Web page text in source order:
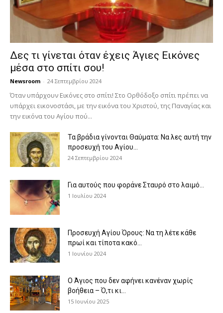
Δες τι γίνεται όταν έχεις Άγιες Εικόνες
μέσα στο σπίτι σου!
Newsroom - 24 Σεπτεμβρίου 2024
Όταν υπάρχουν Εικόνες στο σπίτι! Στο Ορθόδοξο σπίτι πρέπει να
υπάρχει εικονοστάσι, με την εικόνα του Χριστού, της Παν­αγίας και
την εικόνα του Αγίου πού...
Τα βράδια γίνονται Θαύματα: Να λες αυτή την
προσευχή του Αγίου...
24 Σεπτεμβρίου 2024
Για αυτούς που φοράνε Σταυρό στο λαιμό…
1 Ιουλίου 2024
Προσευχή Αγίου Όρους: Να τη λέτε κάθε
πρωί και τίποτα κακό...
1 Ιουνίου 2024
Ο Άγιος που δεν αφήνει κανέναν χωρίς
βοήθεια – Ό,τι κι...
15 Ιουνίου 2025